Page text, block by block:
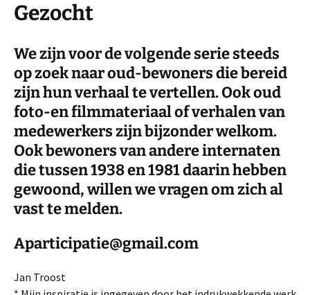
Gezocht
We zijn voor de volgende serie steeds
op zoek naar oud-bewoners die bereid
zijn hun verhaal te vertellen. Ook oud
foto-en filmmateriaal of verhalen van
medewerkers zijn bijzonder welkom.
Ook bewoners van andere internaten
die tussen 1938 en 1981 daarin hebben
gewoond, willen we vragen om zich al
vast te melden.
Aparticipatie@gmail.com
Jan Troost